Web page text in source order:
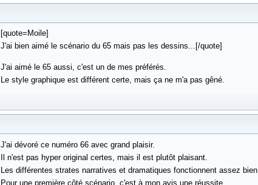
[quote=Moile]
J'ai bien aimé le scénario du 65 mais pas les dessins...[/quote]
J'ai aimé le 65 aussi, c'est un de mes préférés.
Le style graphique est différent certe, mais ça ne m'a pas gêné.
J'ai dévoré ce numéro 66 avec grand plaisir.
Il n'est pas hyper original certes, mais il est plutôt plaisant.
Les différentes strates narratives et dramatiques fonctionnent assez bien.
Pour une première côté scénario, c'est à mon avis une réussite.